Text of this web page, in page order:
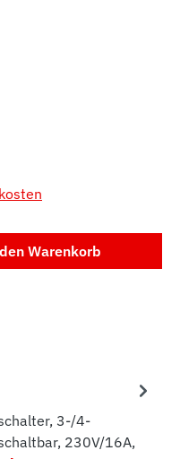
gewünschten
Warenkorb
3-/4-
230V/16A,